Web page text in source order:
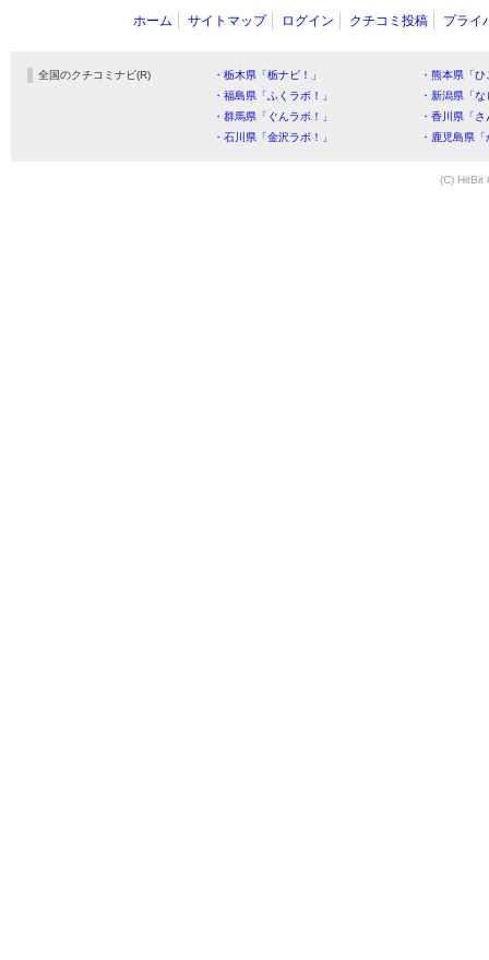
ホーム サイトマップ ログイン クチコミ投稿 プライ
全国のクチコミナビ(R) ・栃木県「栃ナビ！」
・熊本県「
・福島県「ふくラボ！」
・新潟県「
・群馬県「ぐんラボ！」
・香川県「
・石川県「金沢ラボ！」
・鹿児島県
(C) HitBit